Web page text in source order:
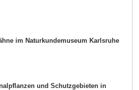
im Naturkundemuseum Karlsruhe
und Schutzgebieten in